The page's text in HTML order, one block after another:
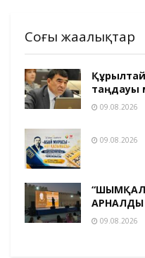
Соңғы жаңалықтар
таңдауы
09.08.2026
09.08.2026
АРНАЛДЫ
09.08.2026